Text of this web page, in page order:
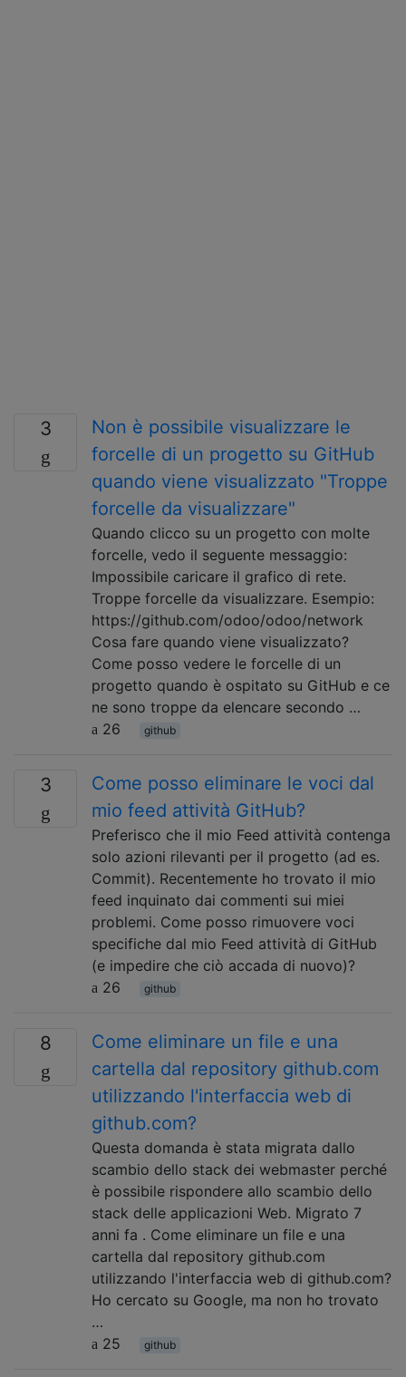
3
Non è possibile visualizzare le
forcelle di un progetto su GitHub
quando viene visualizzato "Troppe
forcelle da visualizzare"
Quando clicco su un progetto con molte
forcelle, vedo il seguente messaggio:
Impossibile caricare il grafico di rete.
Troppe forcelle da visualizzare. Esempio:
https://github.com/odoo/odoo/network
Cosa fare quando viene visualizzato?
Come posso vedere le forcelle di un
progetto quando è ospitato su GitHub e ce
ne sono troppe da elencare secondo …
26
github
3
Come posso eliminare le voci dal
mio feed attività GitHub?
Preferisco che il mio Feed attività contenga
solo azioni rilevanti per il progetto (ad es.
Commit). Recentemente ho trovato il mio
feed inquinato dai commenti sui miei
problemi. Come posso rimuovere voci
specifiche dal mio Feed attività di GitHub
(e impedire che ciò accada di nuovo)?
26
github
8
Come eliminare un file e una
cartella dal repository github.com
utilizzando l'interfaccia web di
github.com?
Questa domanda è stata migrata dallo
scambio dello stack dei webmaster perché
è possibile rispondere allo scambio dello
stack delle applicazioni Web. Migrato 7
anni fa . Come eliminare un file e una
cartella dal repository github.com
utilizzando l'interfaccia web di github.com?
Ho cercato su Google, ma non ho trovato
…
25
github